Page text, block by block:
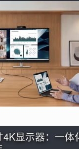
显示器：一体